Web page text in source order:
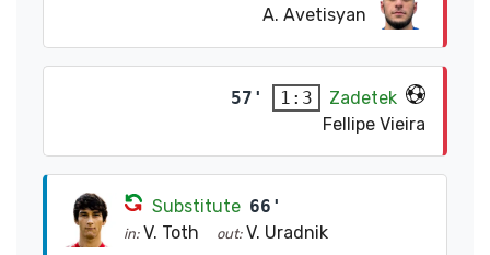
A. Avetisyan
57' 1:3
Zadetek
Fellipe Vieira
Substitute 66'
in: V. Toth out: V. Uradnik